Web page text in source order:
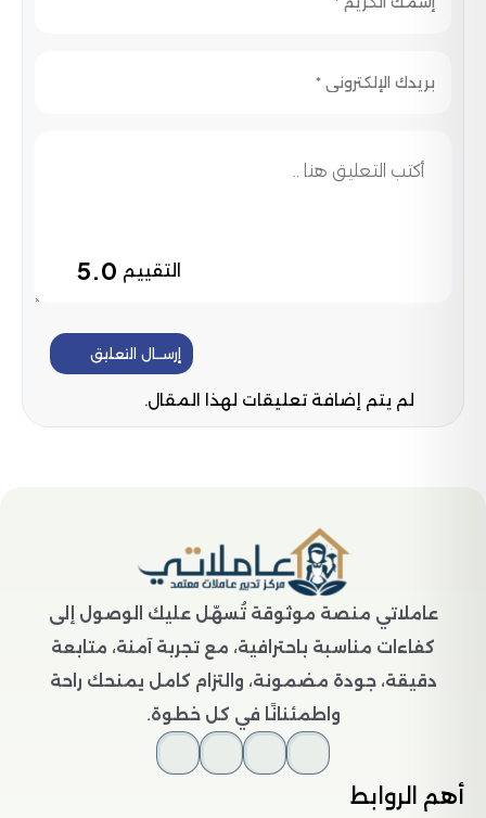
التقييم 5.0
إرســال التعليق
لم يتم إضافة تعليقات لهذا المقال.
عاملاتي منصة موثوقة تُسهّل عليك الوصول إلى
كفاءات مناسبة باحترافية، مع تجربة آمنة، متابعة
دقيقة، جودة مضمونة، والتزام كامل يمنحك راحة
واطمئنانًا في كل خطوة.
أهم الروابط